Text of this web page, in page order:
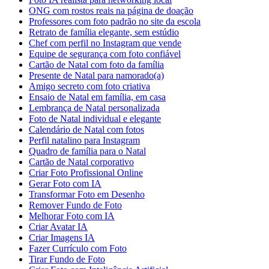
ONG com rostos reais na página de doação
Professores com foto padrão no site da escola
Retrato de família elegante, sem estúdio
Chef com perfil no Instagram que vende
Equipe de segurança com foto confiável
Cartão de Natal com foto da família
Presente de Natal para namorado(a)
Amigo secreto com foto criativa
Ensaio de Natal em família, em casa
Lembrança de Natal personalizada
Foto de Natal individual e elegante
Calendário de Natal com fotos
Perfil natalino para Instagram
Quadro de família para o Natal
Cartão de Natal corporativo
Criar Foto Profissional Online
Gerar Foto com IA
Transformar Foto em Desenho
Remover Fundo de Foto
Melhorar Foto com IA
Criar Avatar IA
Criar Imagens IA
Fazer Currículo com Foto
Tirar Fundo de Foto